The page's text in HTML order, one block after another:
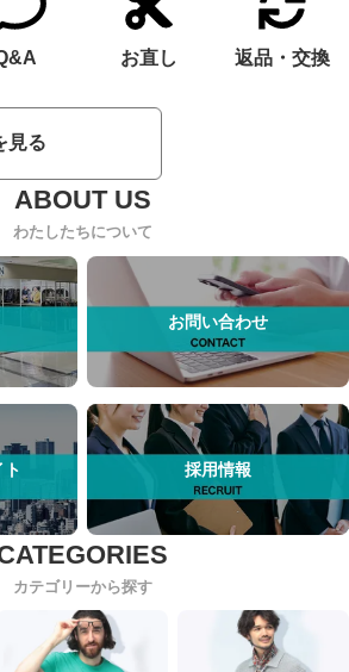
お直し 返品・交換
見る
わたしたちについて
お問い合わせ
採用情報
カテゴリーから探す